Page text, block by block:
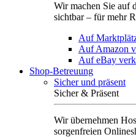
Wir machen Sie auf
sichtbar – für mehr
Auf
Auf Amazon
Auf eBay
Shop-Betreuung
Sicher und präsent
Sicher & Präsent
Wir übernehmen
sorgenfreien